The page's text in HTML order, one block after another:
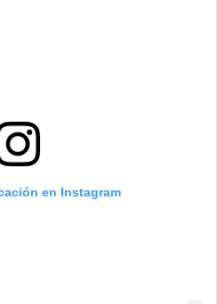
en Instagram